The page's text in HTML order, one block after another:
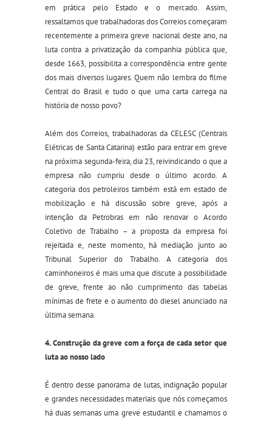
em prática pelo Estado e o mercado. Assim,
ressaltamos que trabalhadoras dos Correios começaram
recentemente a primeira greve nacional deste ano, na
luta contra a privatização da companhia pública que,
desde 1663, possibilita a correspondência entre gente
dos mais diversos lugares. Quem não lembra do filme
Central do Brasil e tudo o que uma carta carrega na
história de nosso povo?
Além dos Correios, trabalhadoras da CELESC (Centrais
Elétricas de Santa Catarina) estão para entrar em greve
na próxima segunda-feira, dia 23, reivindicando o que a
empresa não cumpriu desde o último acordo. A
categoria dos petroleiros também está em estado de
mobilização e há discussão sobre greve, após a
intenção da Petrobras em não renovar o Acordo
Coletivo de Trabalho – a proposta da empresa foi
rejeitada e, neste momento, há mediação junto ao
Tribunal Superior do Trabalho. A categoria dos
caminhoneiros é mais uma que discute a possibilidade
de greve, frente ao não cumprimento das tabelas
mínimas de frete e o aumento do diesel anunciado na
última semana.
4. Construção da greve com a força de cada setor que
luta ao nosso lado
É dentro desse panorama de lutas, indignação popular
e grandes necessidades materiais que nós começamos
há duas semanas uma greve estudantil e chamamos o